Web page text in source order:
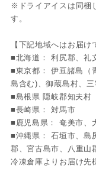
※ドライアイスは同梱
す。
【下記地域へはお届け
■北海道： 利尻郡、礼
■東京都： 伊豆諸島（
島含む)、御蔵島村、
■島根県 隠岐郡知夫村
■長崎県： 対馬市
■鹿児島県： 奄美市、
■沖縄県： 石垣市、島
郡、宮古島市、八重山
冷凍倉庫よりお届け先